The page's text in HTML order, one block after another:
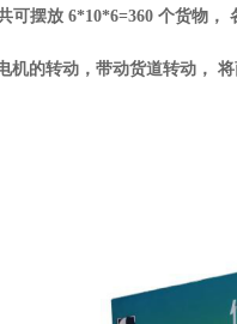
可摆放 6*10*6=360 个货物
机的转动，带动货道转动，